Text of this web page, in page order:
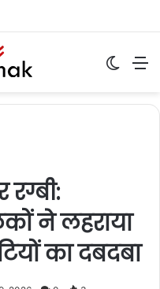
नकदी गायब, पुलिस जांच में जुटी
रग्बी:
ने लहराया
का दबदबा